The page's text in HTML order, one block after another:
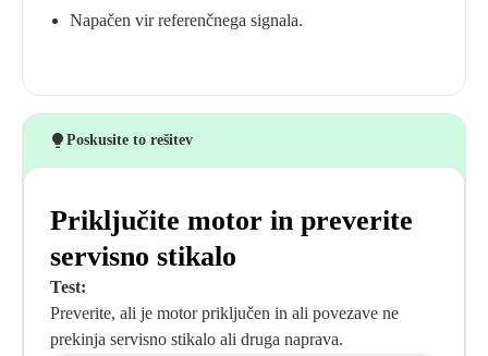
Napačen vir referenčnega signala.
Poskusite to rešitev
Priključite motor in preverite
servisno stikalo
Test:
Preverite, ali je motor priključen in ali povezave ne
prekinja servisno stikalo ali druga naprava.